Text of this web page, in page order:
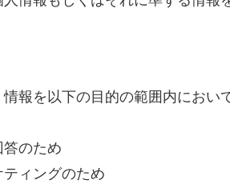
報を以下の目的の範囲内におい
答のため
ティングのため